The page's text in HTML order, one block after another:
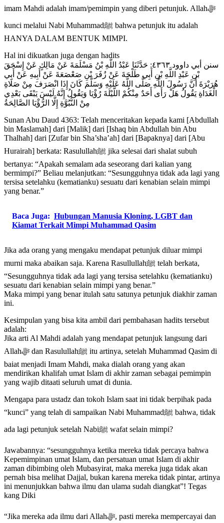
imam Mahdi adalah imam/pemimpin yang diberi petunjuk. Allahﷻ
kunci melalui Nabi Muhammadﷺ bahwa petunjuk itu adalah
HANYA DALAM BENTUK MIMPI.
Hal ini dikuatkan juga dengan hadits
سنن أبي داوود ٤٣٦٣: حَدَّثَنَا عَبْدُ اللَّهِ بْنُ مَسْلَمَةَ عَنْ مَالِكٍ عَنْ إِسْحَقَ
بْنِ عَبْدِ اللَّهِ بْنِ أَبِي طَلْحَةَ عَنْ زُفَرَ بْنِ صَعْصَعَةَ عَنْ أَبِيهِ عَنْ أَبِي
هُرَيْرَةَ أَنَّ رَسُولَ اللَّهِ صَلَّى اللَّهُ عَلَيْهِ وَسَلَّمَ كَانَ إِذَا انْصَرَفَ مِنْ صَلَاةِ
الْغَدَاةِ يَقُولُ هَلْ رَأَى أَحَدٌ مِنْكُمْ اللَّيْلَةَ رُؤْيَا وَيَقُولُ إِنَّهُ لَيْسَ يَبْقَى بَعْدِي
مِنْ النُّبُوَّةِ إِلَّا الرُّؤْيَا الصَّالِحَةُ
Sunan Abu Daud 4363: Telah menceritakan kepada kami [Abdullah
bin Maslamah] dari [Malik] dari [Ishaq bin Abdullah bin Abu
Thalhah] dari [Zufar bin Sha’sha’ah] dari [Bapaknya] dari [Abu
Hurairah] berkata: Rasulullahﷺ jika selesai dari shalat subuh
bertanya: “Apakah semalam ada seseorang dari kalian yang
bermimpi?” Beliau melanjutkan: “Sesungguhnya tidak ada lagi yang
tersisa setelahku (kematianku) sesuatu dari kenabian selain mimpi
yang benar.”
Baca Juga: Hubungan Manusia Kloning, LGBT dan
Kiamat Terkait Mimpi Muhammad Qasim
Jika ada orang yang mengaku mendapat petunjuk diluar mimpi
murni maka abaikan saja. Karena Rasullullahﷺ telah berkata,
“Sesungguhnya tidak ada lagi yang tersisa setelahku (kematianku)
sesuatu dari kenabian selain mimpi yang benar.”
Maka mimpi yang benar itulah satu satunya petunjuk diakhir zaman
ini.
Kesimpulan yang bisa kita ambil dari pembahasan hadits tersebut
adalah:
Jika arti Al Mahdi adalah yang mendapat petunjuk langsung dari
Allahﷻ dan Rasulullahﷺ itu artinya, setelah Muhammad Qasim di
baiat menjadi Imam Mahdi, maka dialah orang yang akan
mendirikan khalifah umat Islam di akhir zaman sebagai pemimpin
yang wajib ditaati seluruh umat di dunia.
Mengapa para ustadz dan tokoh Islam saat ini tidak berpihak pada
“kunci” yang telah di sampaikan Nabi Muhammadﷺ bahwa, tidak
ada lagi petunjuk setelah Nabiﷺ wafat selain mimpi?
Jawabannya: “sesungguhnya ketika mereka tidak percaya bahwa
Kepemimpinan umat Islam, dan persatuan umat Islam di akhir
zaman dibimbing oleh Mubasyirat, maka mereka juga tidak akan
pernah bisa melihat Dajjal, bukan karena mereka tidak pintar, artinya
ini menunjukkan bahwa ilmu dan ulama sudah diangkat”! Tegas
kang Diki
“Jika mereka ada ilmu dari Allahﷻ, pasti mereka mempercayai dan